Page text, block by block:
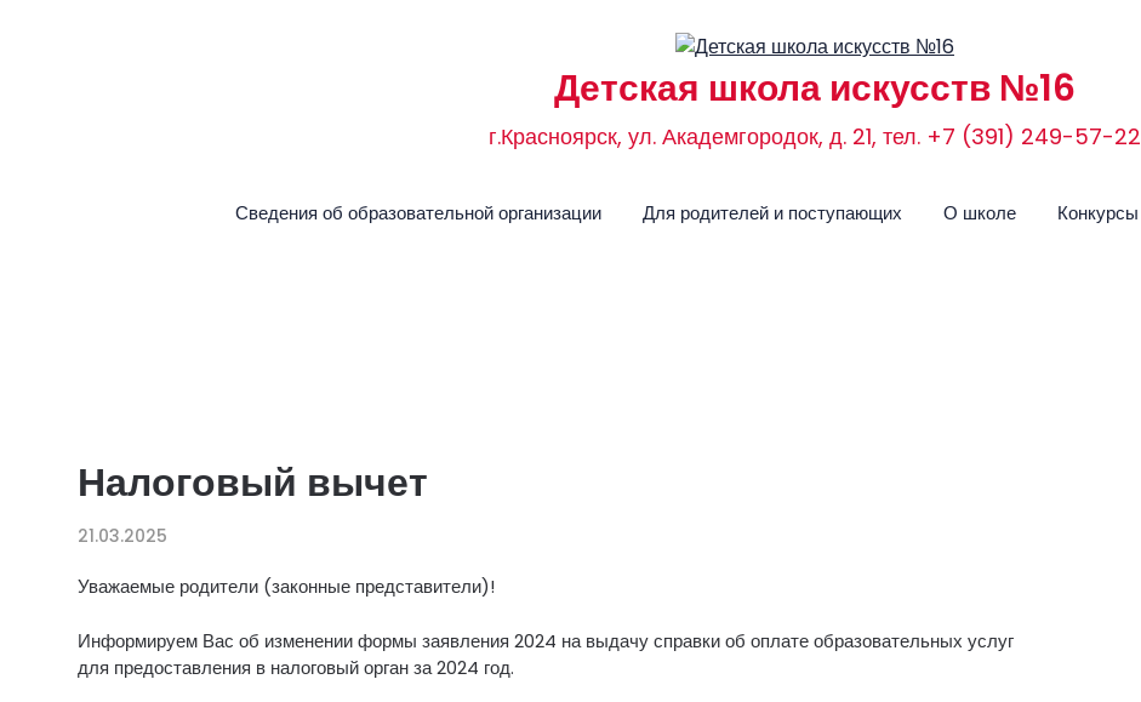
Детская школа искусств №16
г.Красноярск, ул. Академгородок, д. 21, тел. +7 (391) 249-57-22
Сведения об образовательной организации Для родителей и поступающих О школе Конкурсы
Налоговый вычет
21.03.2025
Уважаемые родители (законные представители)!
Информируем Вас об изменении формы заявления 2024 на выдачу справки об оплате образовательных услуг
для предоставления в налоговый орган за 2024 год.